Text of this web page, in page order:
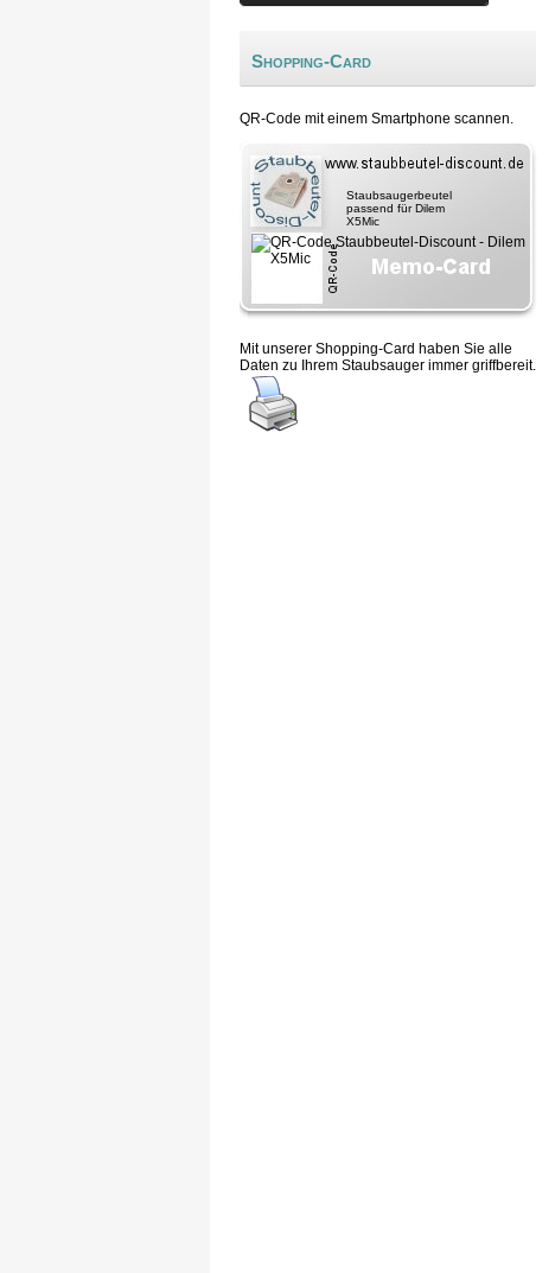
Shopping-Card
QR-Code mit einem Smartphone scannen.
Staubsaugerbeutel
passend für Dilem
X5Mic
Mit unserer Shopping-Card haben Sie alle
Daten zu Ihrem Staubsauger immer griffbereit.